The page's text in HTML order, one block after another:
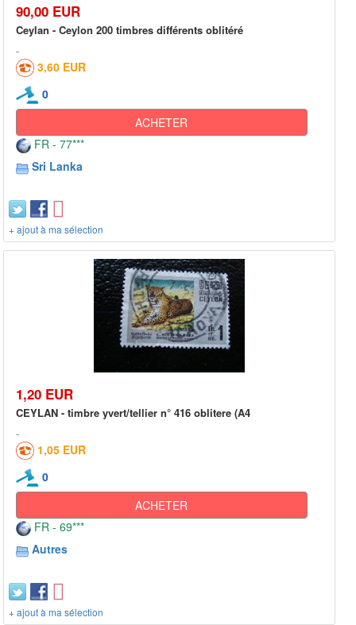
90,00 EUR
Ceylan - Ceylon 200 timbres différents oblitéré
3,60 EUR
0
ACHETER
FR - 77***
Sri Lanka
+ ajout à ma sélection
1,20 EUR
CEYLAN - timbre yvert/tellier n° 416 oblitere (A4
1,05 EUR
0
ACHETER
FR - 69***
Autres
+ ajout à ma sélection